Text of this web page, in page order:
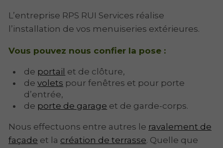
L’entreprise RPS RUI Services réalise
l’installation de vos menuiseries extérieures.
Vous pouvez nous confier la pose :
de portail et de clôture,
devolets pour fenêtres et pour porte
d’entrée,
de porte de garage et de garde-corps.
Nous effectuons entre autres le ravalement de
façade et la création de terrasse. Quelle que